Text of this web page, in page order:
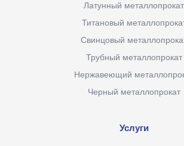
Латунный металлопрокат
Титановый
Свинцовый
Трубный металлопрокат
Нержавеющий
Черный металлопрокат
Услуги